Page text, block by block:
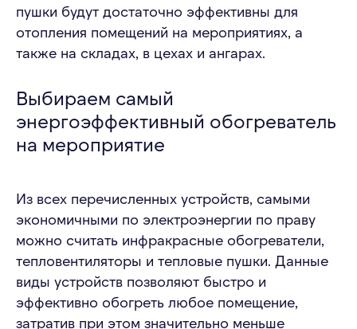
пушки будут достаточно эффективны для
отопления помещений на мероприятиях, а
также на складах, в цехах и ангарах.
Выбираем самый
энергоэффективный обогреватель
на мероприятие
Из всех перечисленных устройств, самыми
экономичными по электроэнергии по праву
можно считать инфракрасные обогреватели,
тепловентиляторы и тепловые пушки. Данные
виды устройств позволяют быстро и
эффективно обогреть любое помещение,
затратив при этом значительно меньше
Закажите расчёт
аренды оборудования
которое сохранит комфорт гостей, даже
если за окном +40°C или –20°C.